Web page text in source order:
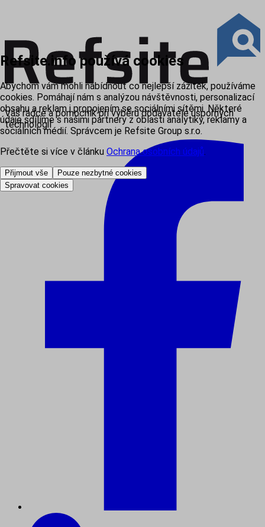
Váš rádce a pomocník při výběru dodavatele úsporných
technologií
Refsite.info používá cookies
Abychom vám mohli nabídnout co nejlepší zážitek, používáme
cookies. Pomáhají nám s analýzou návštěvnosti, personalizací
obsahu a reklam i propojením se sociálními sítěmi. Některé
údaje sdílíme s našimi partnery z oblasti analytiky, reklamy a
sociálních médií. Správcem je Refsite Group s.r.o.
Přečtěte si více v článku Ochrana osobních údajů.
Přijmout vše
Pouze nezbytné cookies
Spravovat cookies